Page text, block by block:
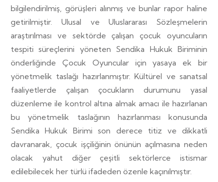
bilgilendirilmiş, görüşleri alınmış ve bunlar rapor haline
getirilmiştir. Ulusal ve Uluslararası Sözleşmelerin
araştırılması ve sektörde çalışan çocuk oyuncuların
tespiti süreçlerini yöneten Sendika Hukuk Biriminin
önderliğinde Çocuk Oyuncular için yasaya ek bir
yönetmelik taslağı hazırlanmıştır. Kültürel ve sanatsal
faaliyetlerde çalışan çocukların durumunu yasal
düzenleme ile kontrol altına almak amacı ile hazırlanan
bu yönetmelik taslağının hazırlanması konusunda
Sendika Hukuk Birimi son derece titiz ve dikkatli
davranarak, çocuk işçiliğinin önünün açılmasına neden
olacak yahut diğer çeşitli sektörlerce istismar
edilebilecek her türlü ifadeden özenle kaçınılmıştır.